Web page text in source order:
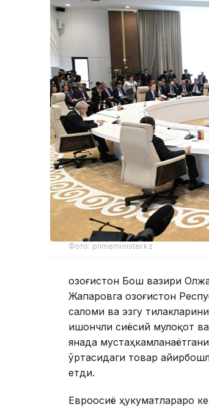
Фото: primeminister.kz
Қозоғистон Бош вазири
Жапаровга Қозоғистон
саломи ва эзгу
ишончли сиёсий мулоқот
янада
ўртасидаги товар
етди.
Евроосиё ҳукуматлараро